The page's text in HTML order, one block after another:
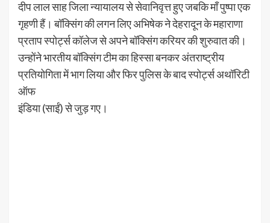
दीप लाल साह जिला न्यायालय से सेवानिवृत्त हुए जबकि माँ पुष्पा एक
गृहणी हैं। बॉक्सिंग की लगन लिए अभिषेक ने देहरादून के महाराणा
प्रताप स्पोर्ट्स कॉलेज से अपने बॉक्सिंग करियर की शुरुवात की।
उन्होंने भारतीय बॉक्सिंग टीम का हिस्सा बनकर अंतराष्ट्रीय
प्रतियोगिता में भाग लिया और फिर पुलिस के बाद स्पोर्ट्स अथॉरिटी
ऑफ
इंडिया (साईं) से जुड़ गए।